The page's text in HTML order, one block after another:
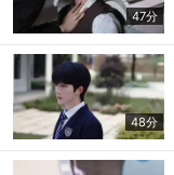
お気に入り
閲覧履歴
47分
48分